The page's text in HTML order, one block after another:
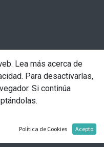
Lea más acerca de
. Para desactivarlas,
Si continúa
Política de Cookies Acepto